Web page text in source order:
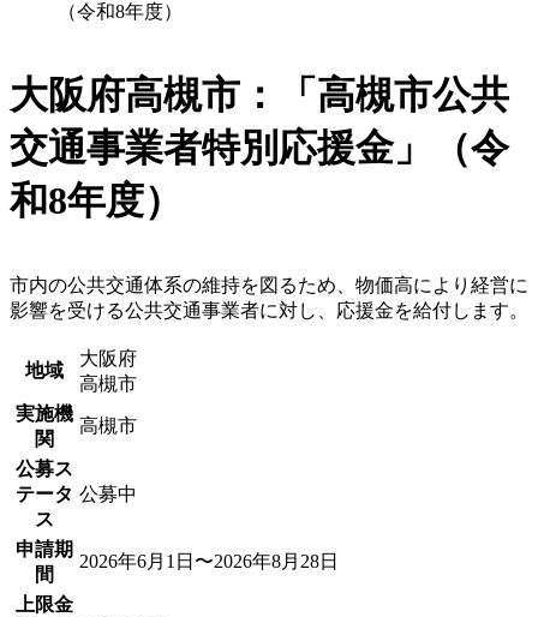
（令和8年度）
大阪府高槻市：「高槻市公共
交通事業者特別応援金」（令
和8年度）
市内の公共交通体系の維持を図るため、物価高により経営に
影響を受ける公共交通事業者に対し、応援金を給付します。
地域
大阪府
高槻市
実施機
関
高槻市
公募ス
テータ
ス
公募中
申請期
間
2026年6月1日〜2026年8月28日
上限金